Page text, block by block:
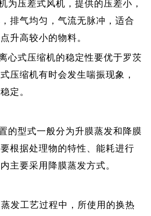
为压差式风机，提供的压差小，
排气均匀，气流无脉冲，适合
升高较小的物料。
心式压缩机的稳定性要优于罗茨
压缩机有时会发生喘振现象，
定。
的型式一般分为升膜蒸发和降膜
根据处理物的特性、能耗进行
主要采用降膜蒸发方式。
发工艺过程中，所使用的换热